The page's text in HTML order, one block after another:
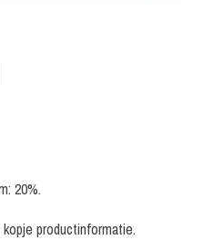
20%.
productinformatie.